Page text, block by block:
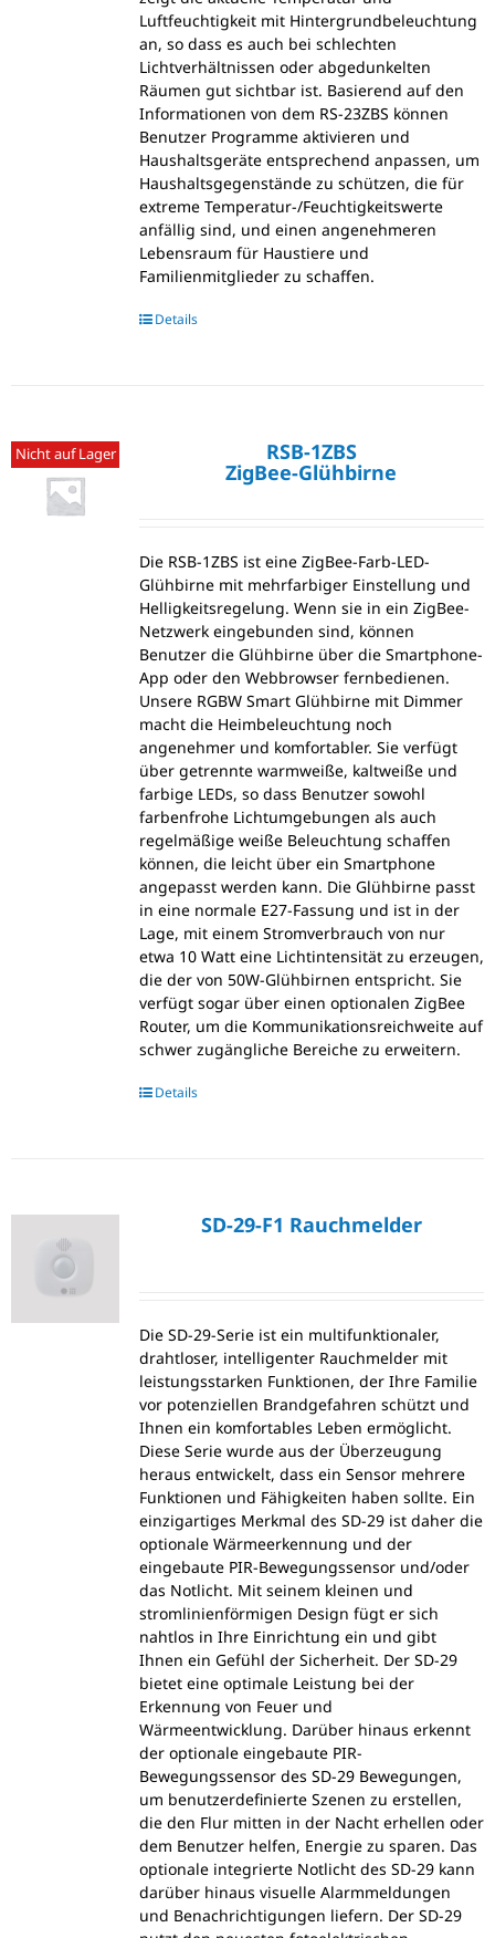
Luftfeuchtigkeit mit Hintergrundbeleuchtung
an, so dass es auch bei schlechten
Lichtverhältnissen oder abgedunkelten
Räumen gut sichtbar ist. Basierend auf den
Informationen von dem RS-23ZBS können
Benutzer Programme aktivieren und
Haushaltsgeräte entsprechend anpassen, um
Haushaltsgegenstände zu schützen, die für
extreme Temperatur-/Feuchtigkeitswerte
anfällig sind, und einen angenehmeren
Lebensraum für Haustiere und
Familienmitglieder zu schaffen.
Details
Nicht auf Lager RSB-1ZBS
ZigBee-Glühbirne
Die RSB-1ZBS ist eine ZigBee-Farb-LED-
Glühbirne mit mehrfarbiger Einstellung und
Helligkeitsregelung. Wenn sie in ein ZigBee-
Netzwerk eingebunden sind, können
Benutzer die Glühbirne über die Smartphone-
App oder den Webbrowser fernbedienen.
Unsere RGBW Smart Glühbirne mit Dimmer
macht die Heimbeleuchtung noch
angenehmer und komfortabler. Sie verfügt
über getrennte warmweiße, kaltweiße und
farbige LEDs, so dass Benutzer sowohl
farbenfrohe Lichtumgebungen als auch
regelmäßige weiße Beleuchtung schaffen
können, die leicht über ein Smartphone
angepasst werden kann. Die Glühbirne passt
in eine normale E27-Fassung und ist in der
Lage, mit einem Stromverbrauch von nur
etwa 10 Watt eine Lichtintensität zu erzeugen,
die der von 50W-Glühbirnen entspricht. Sie
verfügt sogar über einen optionalen ZigBee
Router, um die Kommunikationsreichweite auf
schwer zugängliche Bereiche zu erweitern.
Details
SD-29-F1 Rauchmelder
Die SD-29-Serie ist ein multifunktionaler,
drahtloser, intelligenter Rauchmelder mit
leistungsstarken Funktionen, der Ihre Familie
vor potenziellen Brandgefahren schützt und
Ihnen ein komfortables Leben ermöglicht.
Diese Serie wurde aus der Überzeugung
heraus entwickelt, dass ein Sensor mehrere
Funktionen und Fähigkeiten haben sollte. Ein
einzigartiges Merkmal des SD-29 ist daher die
optionale Wärmeerkennung und der
eingebaute PIR-Bewegungssensor und/oder
das Notlicht. Mit seinem kleinen und
stromlinienförmigen Design fügt er sich
nahtlos in Ihre Einrichtung ein und gibt
Ihnen ein Gefühl der Sicherheit. Der SD-29
bietet eine optimale Leistung bei der
Erkennung von Feuer und
Wärmeentwicklung. Darüber hinaus erkennt
der optionale eingebaute PIR-
Bewegungssensor des SD-29 Bewegungen,
um benutzerdefinierte Szenen zu erstellen,
die den Flur mitten in der Nacht erhellen oder
dem Benutzer helfen, Energie zu sparen. Das
optionale integrierte Notlicht des SD-29 kann
darüber hinaus visuelle Alarmmeldungen
und Benachrichtigungen liefern. Der SD-29